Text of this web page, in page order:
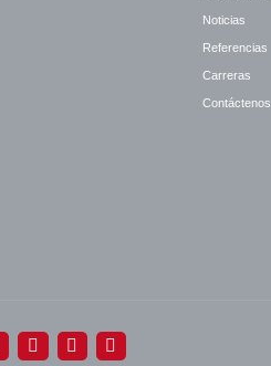
Noticias
Referencias
Carreras
Contáctenos